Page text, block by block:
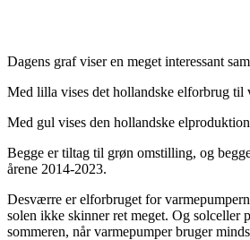
Dagens graf viser en meget interessant
Med lilla vises det hollandske elforbrug til
Med gul vises den hollandske
Begge er tiltag til grøn omstilling, og
årene 2014-2023.
Desværre er elforbruget for
solen ikke skinner ret meget. Og solceller
sommeren, når varmepumper bruger